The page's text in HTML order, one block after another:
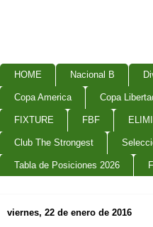
HOME Nacional B
Copa America Copa
FIXTURE FBF
Club The Strongest
Tabla de Posiciones 2026
viernes, 22 de enero de 2016